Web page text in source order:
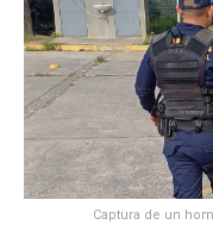
Captura de un